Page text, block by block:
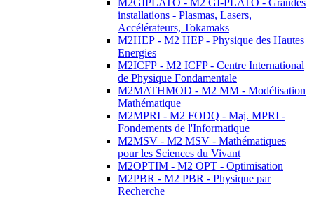
M2GIPLATO - M2 GI-PLATO - Grandes
installations - Plasmas, Lasers,
Accélérateurs, Tokamaks
M2HEP - M2 HEP - Physique des Hautes
Energies
M2ICFP - M2 ICFP - Centre International
de Physique Fondamentale
M2MATHMOD - M2 MM - Modélisation
Mathématique
M2MPRI - M2 FODQ - Maj. MPRI -
Fondements de l'Informatique
M2MSV - M2 MSV - Mathématiques
pour les Sciences du Vivant
M2OPTIM - M2 OPT - Optimisation
M2PBR - M2 PBR - Physique par
Recherche